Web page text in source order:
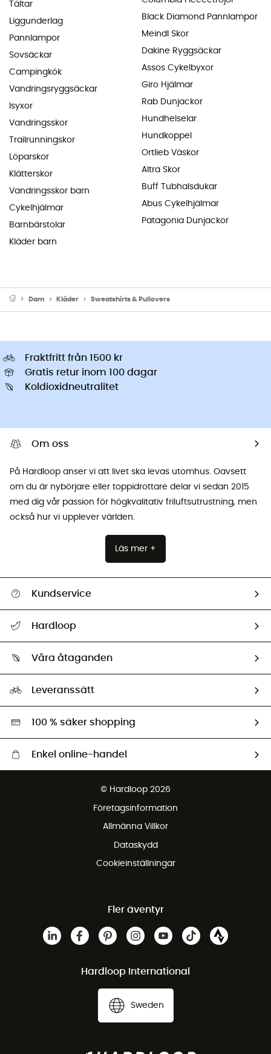
Tältar
Liggunderlag
Pannlampor
Sovsäckar
Campingkök
Vandringsryggsäckar
Isyxor
Vandringsskor
Trailrunningskor
Löparskor
Klätterskor
Vandringsskor barn
Cykelhjälmar
Barnbärstolar
Kläder barn
Black Diamond Pannlampor
Meindl Skor
Dakine Ryggsäckar
Assos Cykelbyxor
Giro Hjälmar
Rab Dunjackor
Hundhelselar
Hundkoppel
Ortlieb Väskor
Altra Skor
Buff Tubhalsdukar
Abus Cykelhjälmar
Patagonia Dunjackor
Dam Kläder Sweatshirts & Pullovers
Fraktfritt från 1500 kr
Gratis retur inom 100 dagar
Koldioxidneutralitet
Om oss
På Hardloop anser vi att livet ska levas utomhus. Oavsett
om du är nybörjare eller toppidrottare delar vi sedan 2015
med dig vår passion för högkvalitativ friluftsutrustning, men
också hur vi upplever världen.
Läs mer +
Kundservice
Retur & återbetalning
Hardloop
Ambassadörer
Våra åtaganden
Miljöanpassat urval
Leveranssätt
100 % säker shopping
Enkel online-handel
© Hardloop 2026
Företagsinformation
Allmänna Villkor
Dataskydd
Cookieinställningar
Fler äventyr
Hardloop International
Sweden